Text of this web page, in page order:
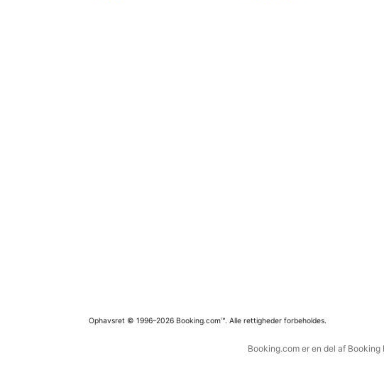
Ophavsret © 1996–2026 Booking.com™. Alle rettigheder forbeholdes.
Booking.com er en del af